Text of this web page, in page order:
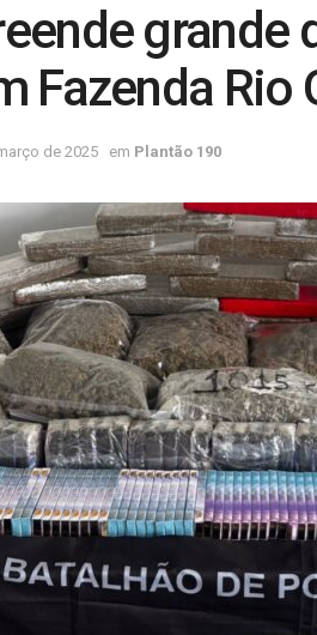
grande
Fazenda Rio
de 2025 em Plantão 190